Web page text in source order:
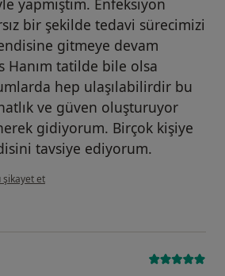
yapmıştım. Enfeksiyon
bir şekilde tedavi sürecimizi
gitmeye devam
Hanım tatilde bile olsa
hep ulaşılabilirdir bu
ve güven oluşturuyor
gidiyorum. Birçok kişiye
tavsiye ediyorum.
görüşüne göre d....
şikayet et